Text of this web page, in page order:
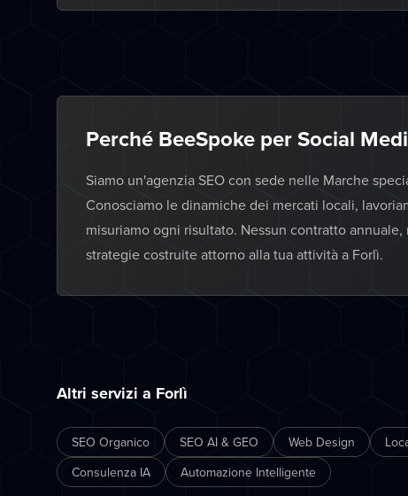
Perché BeeSpoke per Social
Siamo un'agenzia SEO con sede nelle Marche
Conosciamo le dinamiche dei mercati locali,
misuriamo ogni risultato. Nessun contratto
strategie costruite attorno alla tua attività a Forlì.
Altri servizi a Forlì
SEO Organico SEO AI & GEO Web Design
Consulenza IA
Automazione Intelligente